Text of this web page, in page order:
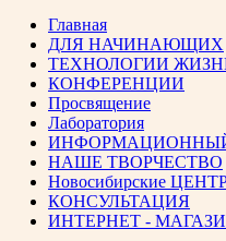
Главная
ДЛЯ НАЧИНАЮЩИХ
ТЕХНОЛОГИИ
КОНФЕРЕНЦИИ
Просвящение
Лаборатория
НАШЕ ТВОРЧЕСТВО
Новосибирские
КОНСУЛЬТАЦИЯ
ИНТЕРНЕТ -